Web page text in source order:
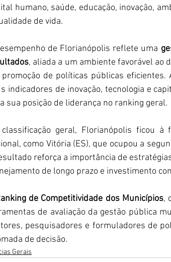
humano, saúde, educação, inovação,
de vida.
de Florianópolis reflete uma
, aliada a um ambiente favorável ao
promoção de políticas públicas
indicadores de inovação, tecnologia e
sua posição de liderança no ranking geral.
geral, Florianópolis ficou
como Vitória (ES), que ocupou a
reforça a importância de
de longo prazo e investimento
de Competitividade dos Municípios,
de avaliação da gestão pública
pesquisadores e formuladores de
de decisão.
Gerais